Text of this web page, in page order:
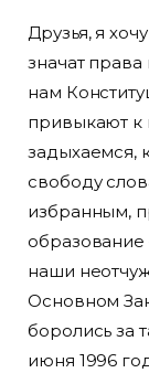
Друзья, я
значат
нам
привыкают к
задыхаемся,
свободу
избранным,
образование
наши
Основном
боролись за
июня 1996